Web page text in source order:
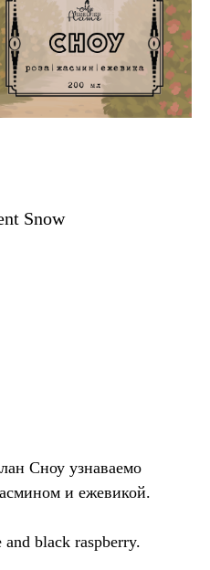
Snow
Сноу узнаваемо
и ежевикой.
black raspberry.